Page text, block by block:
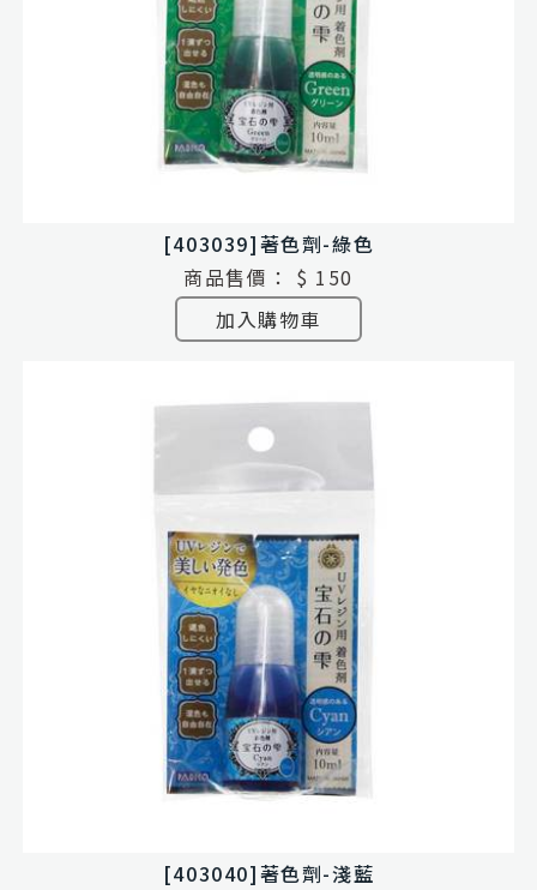
[403039]著色劑-綠色
商品售價：
$ 150
加入購物車
[403040]著色劑-淺藍